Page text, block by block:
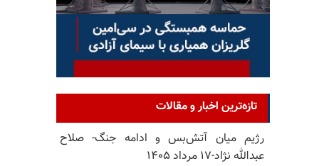
تازه‌ترین اخبار و مقالات
رژیم میان آتش‌بس و ادامه جنگ- صلاح
عبدالله نژاد-۱۷ مرداد ۱۴۰۵